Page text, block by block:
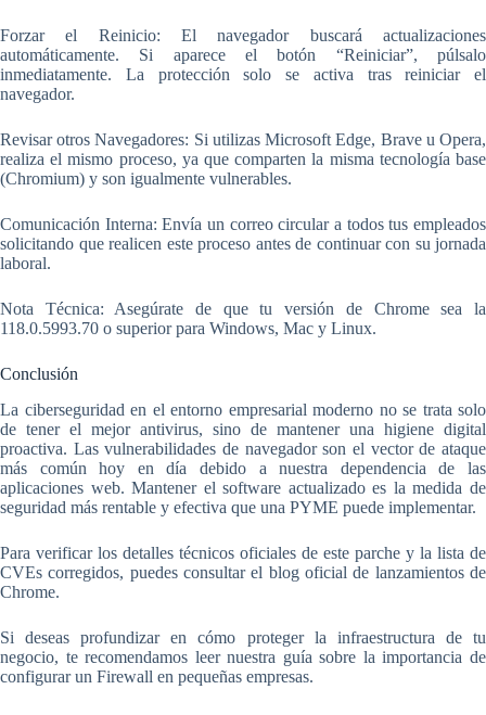
Forzar el Reinicio: El navegador buscará actualizaciones
automáticamente. Si aparece el botón “Reiniciar”, púlsalo
inmediatamente. La protección solo se activa tras reiniciar el
navegador.
Revisar otros Navegadores: Si utilizas Microsoft Edge, Brave u Opera,
realiza el mismo proceso, ya que comparten la misma tecnología base
(Chromium) y son igualmente vulnerables.
Comunicación Interna: Envía un correo circular a todos tus empleados
solicitando que realicen este proceso antes de continuar con su jornada
laboral.
Nota Técnica: Asegúrate de que tu versión de Chrome sea la
118.0.5993.70 o superior para Windows, Mac y Linux.
Conclusión
La ciberseguridad en el entorno empresarial moderno no se trata solo
de tener el mejor antivirus, sino de mantener una higiene digital
proactiva. Las vulnerabilidades de navegador son el vector de ataque
más común hoy en día debido a nuestra dependencia de las
aplicaciones web. Mantener el software actualizado es la medida de
seguridad más rentable y efectiva que una PYME puede implementar.
Para verificar los detalles técnicos oficiales de este parche y la lista de
CVEs corregidos, puedes consultar el blog oficial de lanzamientos de
Chrome.
Si deseas profundizar en cómo proteger la infraestructura de tu
negocio, te recomendamos leer nuestra guía sobre la importancia de
configurar un Firewall en pequeñas empresas.